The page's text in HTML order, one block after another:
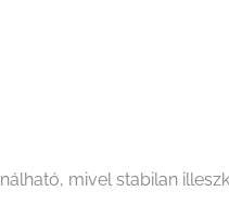
mivel stabilan